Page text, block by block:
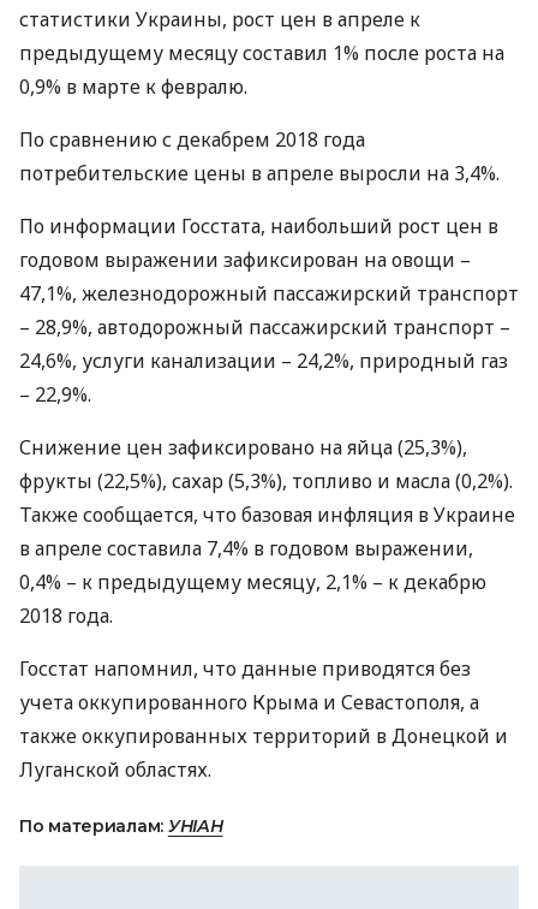
статистики Украины, рост цен в апреле к
предыдущему месяцу составил 1% после роста на
0,9% в марте к февралю.
По сравнению с декабрем 2018 года
потребительские цены в апреле выросли на 3,4%.
По информации Госстата, наибольший рост цен в
годовом выражении зафиксирован на овощи –
47,1%, железнодорожный пассажирский транспорт
– 28,9%, автодорожный пассажирский транспорт –
24,6%, услуги канализации – 24,2%, природный газ
– 22,9%.
Снижение цен зафиксировано на яйца (25,3%),
фрукты (22,5%), сахар (5,3%), топливо и масла (0,2%).
Также сообщается, что базовая инфляция в Украине
в апреле составила 7,4% в годовом выражении,
0,4% – к предыдущему месяцу, 2,1% – к декабрю
2018 года.
Госстат напомнил, что данные приводятся без
учета оккупированного Крыма и Севастополя, а
также оккупированных территорий в Донецкой и
Луганской областях.
По материалам: УНІАН